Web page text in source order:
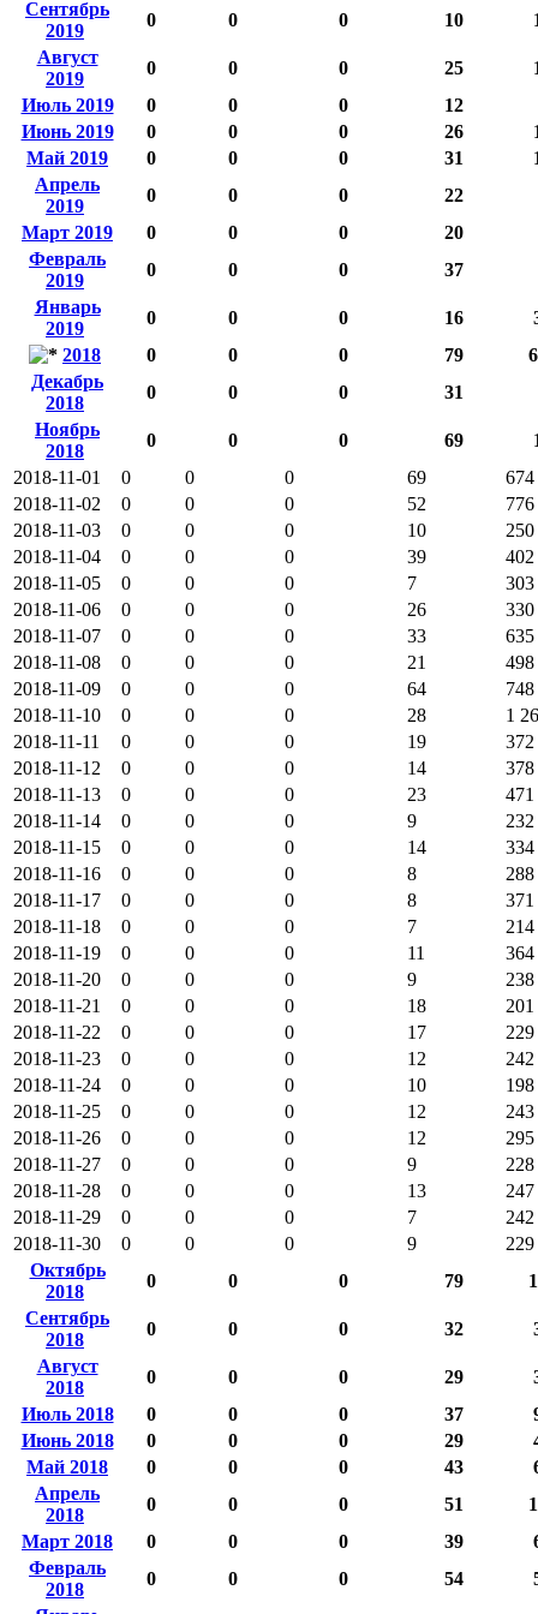
Сентябрь
2019
0 0 0 10
Август
2019
0 0 0 25
Июль 2019
0 0 0 12
Июнь 2019
0 0 0 26
Май 2019
0 0 0 31
Апрель
2019
0 0 0 22
Март 2019
0 0 0 20
Февраль
2019
0 0 0 37
Январь
2019
0 0 0 16
2018
0 0 0 79
Декабрь
2018
0 0 0 31
Ноябрь
2018
0 0 0 69
2018-11-01
0 0 0 69
674
2018-11-02
0 0 0 52
776
2018-11-03
0 0 0 10
250
2018-11-04
0 0 0 39
402
2018-11-05
0 0 0 7
303
2018-11-06
0 0 0 26
330
2018-11-07
0 0 0 33
635
2018-11-08
0 0 0 21
498
2018-11-09
0 0 0 64
748
2018-11-10
0 0 0 28
1
2018-11-11
0 0 0 19
372
2018-11-12
0 0 0 14
378
2018-11-13
0 0 0 23
471
2018-11-14
0 0 0 9
232
2018-11-15
0 0 0 14
334
2018-11-16
0 0 0 8
288
2018-11-17
0 0 0 8
371
2018-11-18
0 0 0 7
214
2018-11-19
0 0 0 11
364
2018-11-20
0 0 0 9
238
2018-11-21
0 0 0 18
201
2018-11-22
0 0 0 17
229
2018-11-23
0 0 0 12
242
2018-11-24
0 0 0 10
198
2018-11-25
0 0 0 12
243
2018-11-26
0 0 0 12
295
2018-11-27
0 0 0 9
228
2018-11-28
0 0 0 13
247
2018-11-29
0 0 0 7
242
2018-11-30
0 0 0 9
229
Октябрь
2018
0 0 0 79
Сентябрь
2018
0 0 0 32
Август
2018
0 0 0 29
Июль 2018
0 0 0 37
Июнь 2018
0 0 0 29
Май 2018
0 0 0 43
Апрель
2018
0 0 0 51
Март 2018
0 0 0 39
Февраль
2018
0 0 0 54